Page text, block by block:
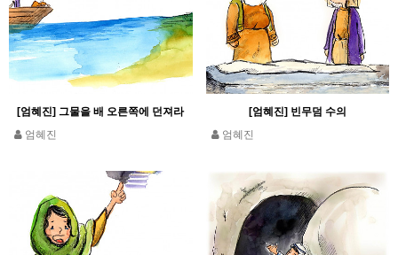
[엄혜진] 그물을 배 오른쪽에 던져라
엄혜진
[엄혜진] 빈무덤 수의
엄혜진